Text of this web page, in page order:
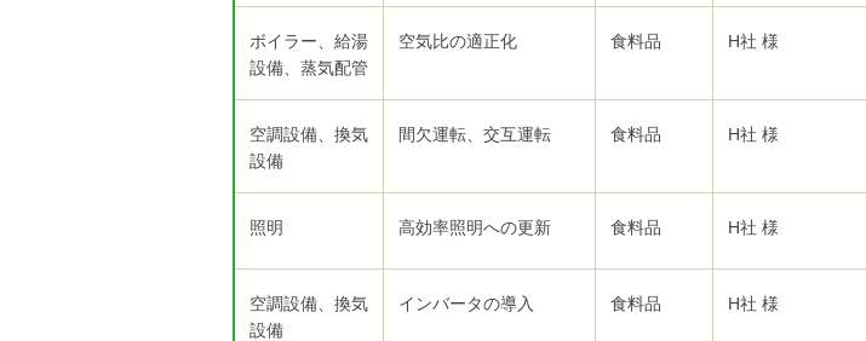
ボイラー、給湯
設備、蒸気配管
空気比の適正化 食料品 H社 様
空調設備、換気
設備
間欠運転、交互運転 食料品 H社 様
照明 高効率照明への更新 食料品 H社 様
空調設備、換気
設備
インバータの導入 食料品 H社 様